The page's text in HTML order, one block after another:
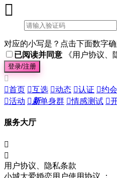

对应的小写是？点击下面数字
已阅读并同意
《用户协议、
登录/注册

首页 互选 动态 认证 约会
活动 新单身群 情感测试 
服务大厅


用户协议、隐私条款